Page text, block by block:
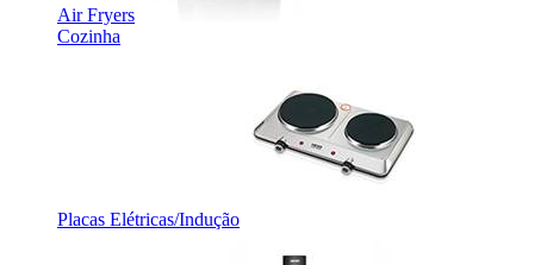
Air Fryers
Cozinha
Placas Elétricas/Indução